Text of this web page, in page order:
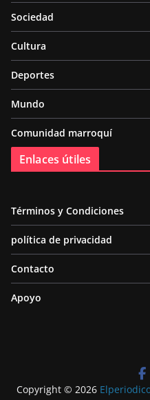
Sociedad
Cultura
Deportes
Mundo
Comunidad marroquí
Enlaces útiles
Términos y Condiciones
política de privacidad
Contacto
Apoyo
Copyright © 2026